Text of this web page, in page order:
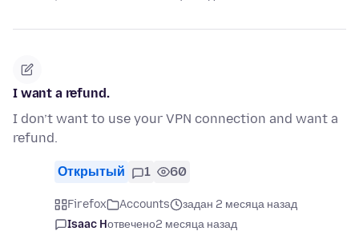
I want a refund.
I don’t want to use your VPN connection and want a
refund.
Открытый 1 60
Firefox Accounts
задан 2 месяца назад
Isaac Hотвечено2 месяца назад